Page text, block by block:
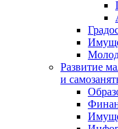
Развитие
и